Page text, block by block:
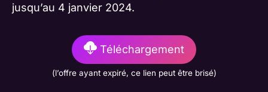
jusqu’au 4 janvier 2024​​.
Téléchargement
(l’offre ayant expiré, ce lien peut être brisé)